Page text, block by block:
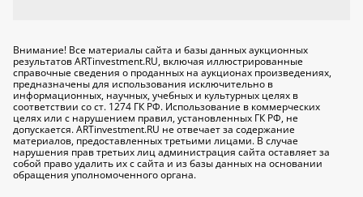
Внимание! Все материалы сайта и базы данных аукционных
результатов ARTinvestment.RU, включая иллюстрированные
справочные сведения о проданных на аукционах произведениях,
предназначены для использования исключительно в
информационных, научных, учебных и культурных целях в
соответствии со ст. 1274 ГК РФ. Использование в коммерческих
целях или с нарушением правил, установленных ГК РФ, не
допускается. ARTinvestment.RU не отвечает за содержание
материалов, предоставленных третьими лицами. В случае
нарушения прав третьих лиц администрация сайта оставляет за
собой право удалить их с сайта и из базы данных на основании
обращения уполномоченного органа.